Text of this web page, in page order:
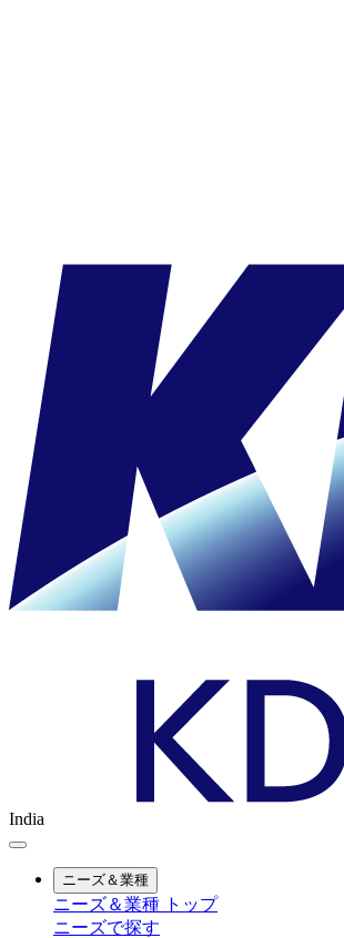
India
ニーズ＆業種
ニーズ＆業種 トップ
ニーズで探す